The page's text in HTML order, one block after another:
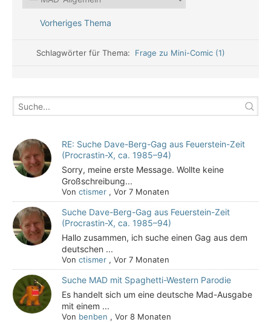
Vorheriges Thema
Schlagwörter für Thema: Frage zu Mini-Comic (1)
RE: Suche Dave-Berg-Gag aus Feuerstein-Zeit
(Procrastin-X, ca. 1985–94)
Sorry, meine erste Message. Wollte keine
Großschreibung...
Vonctismer ,Vor 7 Monaten
Suche Dave-Berg-Gag aus Feuerstein-Zeit
(Procrastin-X, ca. 1985–94)
Hallo zusammen, ich suche einen Gag aus dem
deutschen ...
Vonctismer ,Vor 7 Monaten
Suche MAD mit Spaghetti-Western Parodie
Es handelt sich um eine deutsche Mad-Ausgabe
mit einem ...
Von benben ,Vor 8 Monaten